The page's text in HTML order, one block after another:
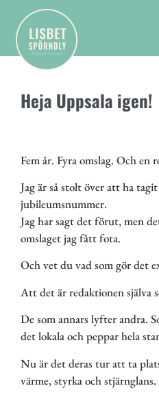
Heja Uppsala igen!
Fem år. Fyra omslag. Och en
Jag är så stolt över att ha
jubileumsnummer.
Jag har sagt det förut, men
omslaget jag fått fota.
Och vet du vad som gör det
Att det är redaktionen själva
De som annars lyfter andra.
det lokala och peppar hela
Nu är det deras tur att ta
värme, styrka och stjärnglans.